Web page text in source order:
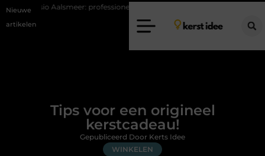
Nieuwe
artikelen
professionele hulp bij pijn en bewegingsklachten
Tips voor een origineel
kerstcadeau!
WINKELEN
Gepubliceerd Door Kerts Idee